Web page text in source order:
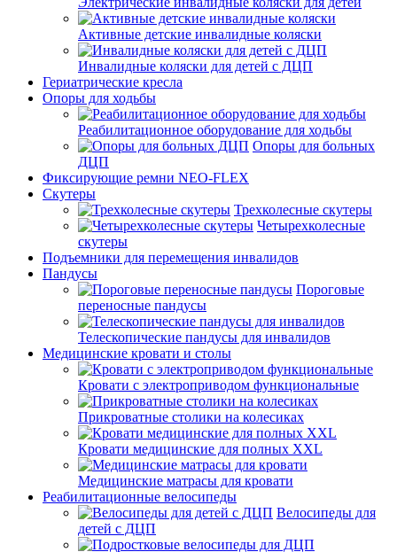
Активные детские инвалидные коляски
Инвалидные коляски для детей с ДЦП
Гериатрические кресла
Опоры для ходьбы
Реабилитационное оборудование для ходьбы
Опоры для больных
ДЦП
Фиксирующие ремни NEO-FLEX
Скутеры
Трехколесные скутеры
Четырехколесные
скутеры
Подъемники для перемещения инвалидов
Пандусы
Пороговые
переносные пандусы
Телескопические пандусы для инвалидов
Медицинские кровати и столы
Кровати с электроприводом функциональные
Прикроватные столики на колесиках
Кровати медицинские для полных XXL
Медицинские матрасы для кровати
Реабилитационные велосипеды
Велосипеды для
детей с ДЦП